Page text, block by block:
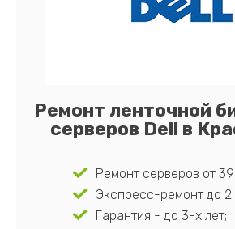
Ремонт ленточной
серверов Dell в
Ремонт серверов от
Экспресс-ремонт до 2
Гарантия - до 3-х лет;